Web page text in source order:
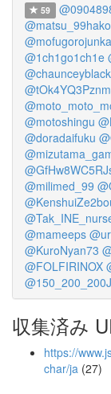
59
@matsu_99hako
@1ch1go1ch1e
@motoshingu
@doradaifuku
@milimed_99
@mameeps
@KuroNyan73
@FOLFIRINOX
@150_200_200J
収集済み
https://
char/ja (27)